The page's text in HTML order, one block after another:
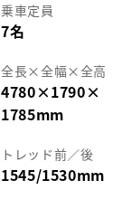
乗車定員
7名
全長×全幅×全高
4780×1790×
1785mm
トレッド前／後
1545/1530mm